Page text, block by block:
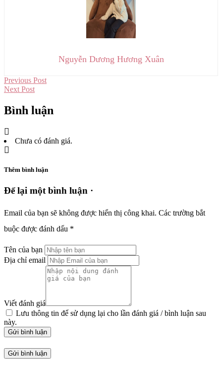
Nguyễn Dương Hương Xuân
Previous Post
Next Post
Bình luận
Chưa có đánh giá.
Thêm bình luận
Để lại một bình luận ·
Email của bạn sẽ không được hiển thị công khai. Các trường bắt
buộc được đánh dấu *
Tên của bạn
Địa chỉ email
Viết đánh giá
Lưu thông tin để sử dụng lại cho lần đánh giá / bình luận sau
này.
Gửi bình luận